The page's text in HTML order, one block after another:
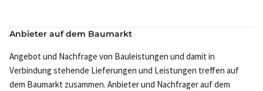
Anbieter auf dem Baumarkt
Angebot und Nachfrage von Bauleistungen und damit in
Verbindung stehende Lieferungen und Leistungen treffen auf
dem Baumarkt zusammen. Anbieter und Nachfrager auf dem